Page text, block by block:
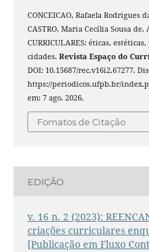
CONCEICAO, Rafaela Rodrigues
CASTRO, Maria Cecília Sousa de.
CURRICULARES: éticas,
cidades. Revista Espaço do
DOI: 10.15687/rec.v16i2.67277.
https://periodicos.ufpb.br/
em: 7 ago. 2026.
Fomatos de Citação
EDIÇÃO
v. 16 n. 2 (2023):
criações curriculares
[Publicação em Fluxo